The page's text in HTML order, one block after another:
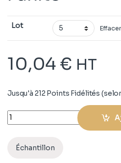
Lot Effacer
10,04 € HT
Jusqu'à 212 Points Fidélités
Quantity
Échantillon